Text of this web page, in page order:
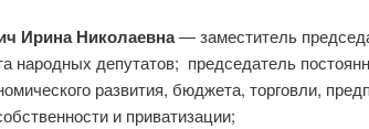
Николаевна— заместитель
народных депутатов; председатель
развития, бюджета, торговли,
и приватизации;